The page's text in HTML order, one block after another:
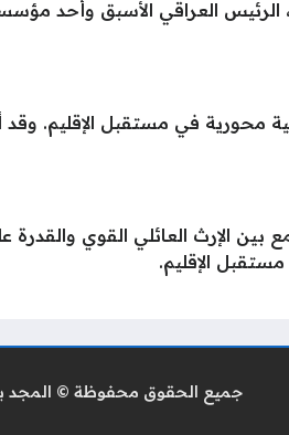
، الرئيس العراقي الأسبق وأحد
محورية في مستقبل الإقليم. وقد
الإرث العائلي القوي والقدرة
الإقليم.
جميع الحقوق محفوظة © المجد برس